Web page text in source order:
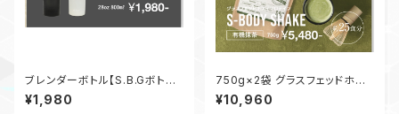
ブレンダーボトル【S.B.Gボトル】
ホワイト 28oz 800ml
¥1,980
750g×2袋 グラスフェッドホエ
イプロテイン【S-BODY SHAK
E】有機抹茶
¥10,960